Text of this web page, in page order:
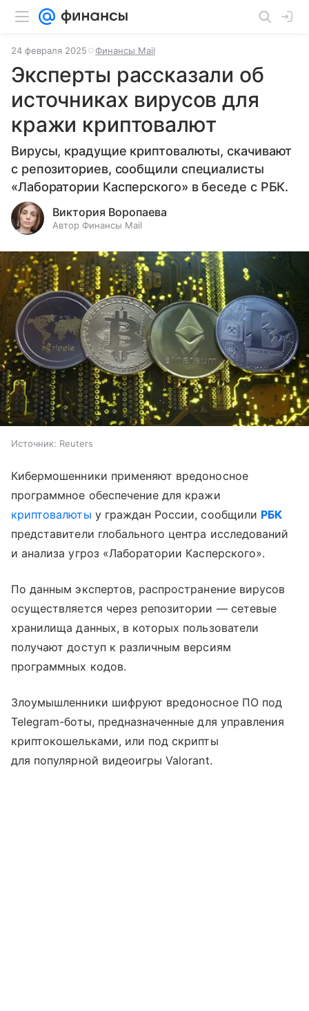
24 февраля 2025 Финансы Mail
Эксперты рассказали об
источниках вирусов для
кражи криптовалют
Вирусы, крадущие криптовалюты, скачивают
с репозиториев, сообщили специалисты
«Лаборатории Касперского» в беседе с РБК.
Виктория Воропаева
Автор Финансы Mail
Источник: Reuters
Кибермошенники применяют вредоносное
программное обеспечение для кражи
криптовалюты у граждан России, сообщили РБК
представители глобального центра исследований
и анализа угроз «Лаборатории Касперского».
По данным экспертов, распространение вирусов
осуществляется через репозитории — сетевые
хранилища данных, в которых пользователи
получают доступ к различным версиям
программных кодов.
Злоумышленники шифруют вредоносное ПО под
Telegram-боты, предназначенные для управления
криптокошельками, или под скрипты
для популярной видеоигры Valorant.